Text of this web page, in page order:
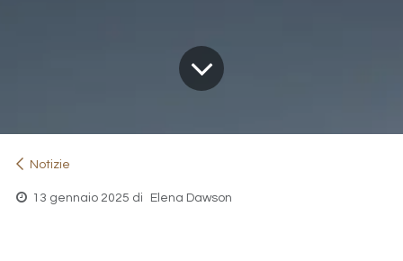
Notizie
13 gennaio 2025 di Elena Dawson